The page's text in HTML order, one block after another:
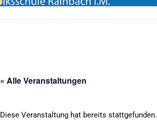
« Alle Veranstaltungen
Diese Veranstaltung hat bereits stattgefunden.